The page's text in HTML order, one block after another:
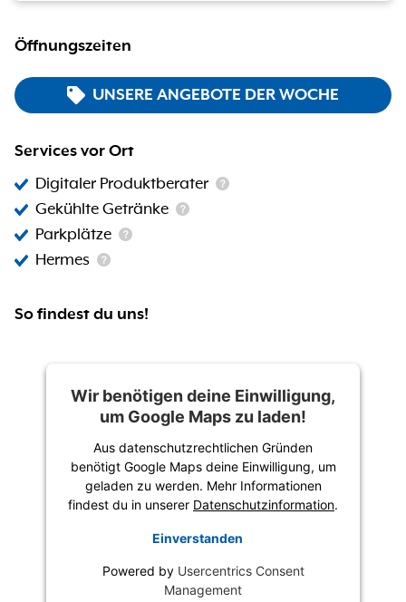
Öffnungszeiten
UNSERE ANGEBOTE DER WOCHE
Services vor Ort
Digitaler Produktberater
Gekühlte Getränke
Parkplätze
Hermes
So findest du uns!
Wir benötigen deine Einwilligung,
um Google Maps zu laden!
Aus datenschutzrechtlichen Gründen
benötigt Google Maps deine Einwilligung, um
geladen zu werden. Mehr Informationen
findest du in unserer Datenschutzinformation.
Einverstanden
Powered by Usercentrics Consent
Management